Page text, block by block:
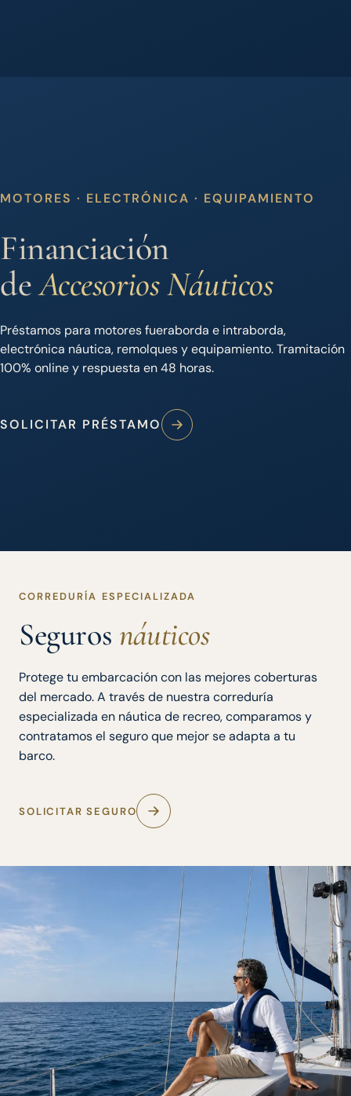
MOTORES · ELECTRÓNICA · EQUIPAMIENTO
Financiación
deAccesoriosNáuticos
Préstamos para motores fueraborda e intraborda,
electrónica náutica, remolques y equipamiento. Tramitación
100% online y respuesta en 48 horas.
SOLICITAR PRÉSTAMO
CORREDURÍA ESPECIALIZADA
Seguros náuticos
Protege tu embarcación con las mejores coberturas
del mercado. A través de nuestra correduría
especializada en náutica de recreo, comparamos y
contratamos el seguro que mejor se adapta a tu
barco.
SOLICITAR SEGURO